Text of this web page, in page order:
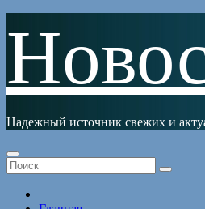
к
содержимому
Надежный источник свежих и